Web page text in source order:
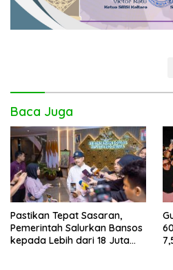
Baca Juga
Pastikan Tepat Sasaran,
Pemerintah Salurkan Bansos
kepada Lebih dari 18 Juta